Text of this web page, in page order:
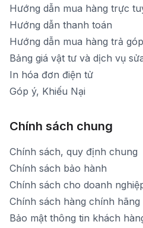
Hướng dẫn mua hàng trực
Hướng dẫn thanh toán
Hướng dẫn mua hàng trả góp
Bảng giá vật tư và dịch vụ
In hóa đơn điện tử
Góp ý, Khiếu Nại
Chính sách chung
Chính sách, quy định chung
Chính sách bảo hành
Chính sách cho doanh
Chính sách hàng chính hãng
Bảo mật thông tin khách